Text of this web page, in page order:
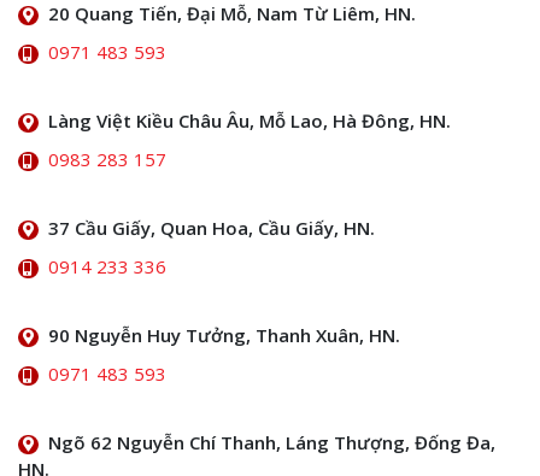
20 Quang Tiến, Đại Mỗ, Nam Từ Liêm, HN.
0971 483 593
Làng Việt Kiều Châu Âu, Mỗ Lao, Hà Đông, HN.
0983 283 157
37 Cầu Giấy, Quan Hoa, Cầu Giấy, HN.
0914 233 336
90 Nguyễn Huy Tưởng, Thanh Xuân, HN.
0971 483 593
Ngõ 62 Nguyễn Chí Thanh, Láng Thượng, Đống Đa,
HN.